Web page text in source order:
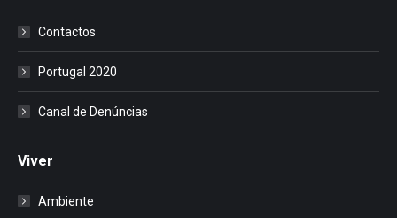
Contactos
Portugal 2020
Canal de Denúncias
Viver
Ambiente